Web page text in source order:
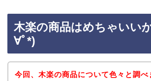
木楽の商品はめちゃいい
∀ﾟ*)
今回、木楽の商品について色々と調べ